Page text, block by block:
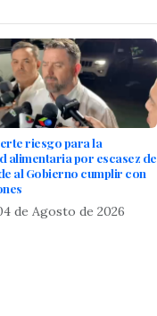
riesgo para la
alimentaria por escasez de
al Gobierno cumplir con
de Agosto de 2026